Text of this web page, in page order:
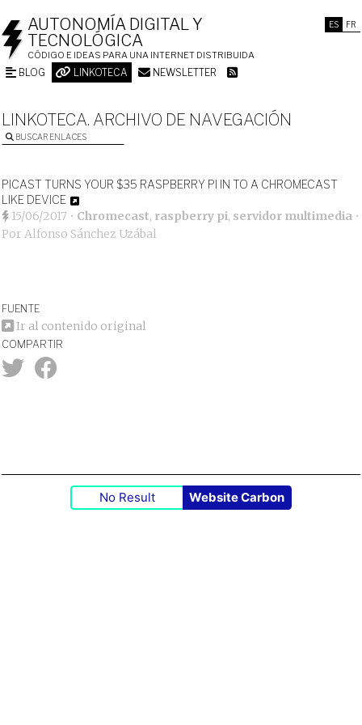
ES FR
AUTONOMÍA DIGITAL Y
TECNOLÓGICA
CÓDIGO E IDEAS PARA UNA INTERNET DISTRIBUIDA
BLOG LINKOTECA NEWSLETTER
LINKOTECA. ARCHIVO DE NAVEGACIÓN
BUSCAR ENLACES
PICAST TURNS YOUR $35 RASPBERRY PI IN TO A CHROMECAST
LIKE DEVICE
15/06/2017 • Chromecast, raspberry pi, servidor multimedia •
PorAlfonso Sánchez Uzábal
FUENTE
Ir al contenido original
COMPARTIR
No Result Website Carbon